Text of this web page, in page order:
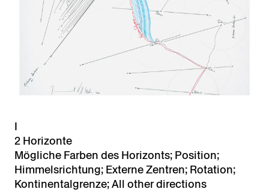
I
2 Horizonte
Mögliche Farben des Horizonts; Position;
Himmelsrichtung; Externe Zentren; Rotation;
Kontinentalgrenze; All other directions